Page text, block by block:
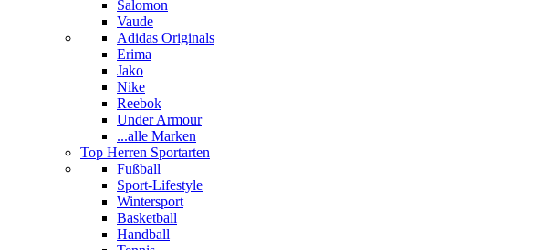
Salomon
Vaude
Adidas Originals
Erima
Jako
Nike
Reebok
Under Armour
...alle Marken
Top Herren Sportarten
Fußball
Sport-Lifestyle
Wintersport
Basketball
Handball